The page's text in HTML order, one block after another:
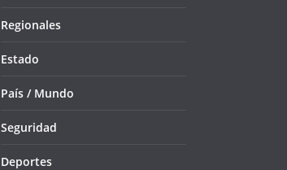
Regionales
Estado
País / Mundo
Seguridad
Deportes